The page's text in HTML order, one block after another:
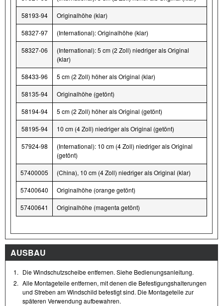
58193-94 Originalhöhe (klar)
58327-97 (International): Originalhöhe (klar)
58327-06
(International): 5 cm (2 Zoll) niedriger als Original
(klar)
58433-96 5 cm (2 Zoll) höher als Original (klar)
58135-94 Originalhöhe (getönt)
58194-94 5 cm (2 Zoll) höher als Original (getönt)
58195-94 10 cm (4 Zoll) niedriger als Original (getönt)
57924-98
(International): 10 cm (4 Zoll) niedriger als Original
(getönt)
57400005 (China), 10 cm (4 Zoll) niedriger als Original (klar)
57400640 Originalhöhe (orange getönt)
57400641 Originalhöhe (magenta getönt)
AUSBAU
1. Die Windschutzscheibe entfernen. Siehe Bedienungsanleitung.
2. Alle Montageteile entfernen, mit denen die Befestigungshalterungen
und Streben am Windschild befestigt sind. Die Montageteile zur
späteren Verwendung aufbewahren.